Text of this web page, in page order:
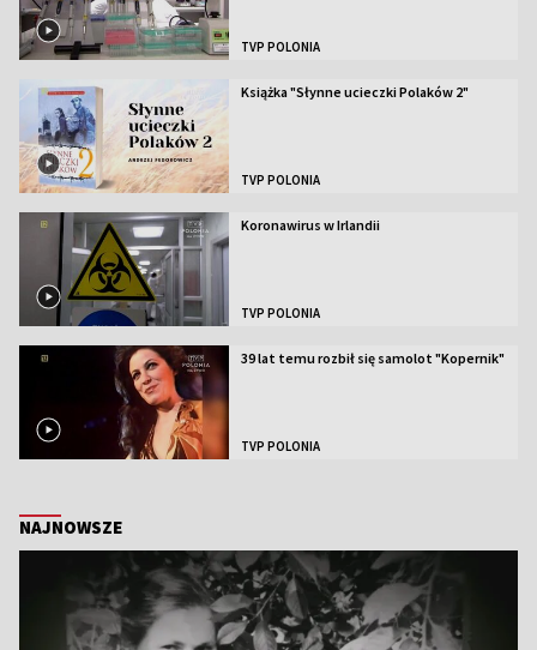
TVP POLONIA
Książka "Słynne ucieczki Polaków 2"
TVP POLONIA
Koronawirus w Irlandii
TVP POLONIA
39 lat temu rozbił się samolot "Kopernik"
TVP POLONIA
NAJNOWSZE